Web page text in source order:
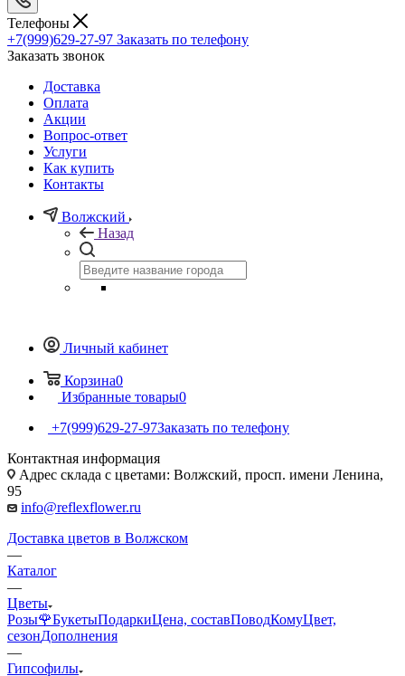
Телефоны
+7(999)629-27-97 Заказать по телефону
Заказать звонок
Доставка
Оплата
Акции
Вопрос-ответ
Услуги
Как купить
Контакты
Волжский
Назад
Личный кабинет
Корзина0
Избранные товары0
+7(999)629-27-97Заказать по телефону
Контактная информация
Адрес склада с цветами: Волжский, просп. имени Ленина,
95
info@reflexflower.ru
Доставка цветов в Волжском
—
Каталог
—
Цветы
Розы🌹БукетыПодаркиЦена, составПоводКомуЦвет,
сезонДополнения
—
Гипсофилы